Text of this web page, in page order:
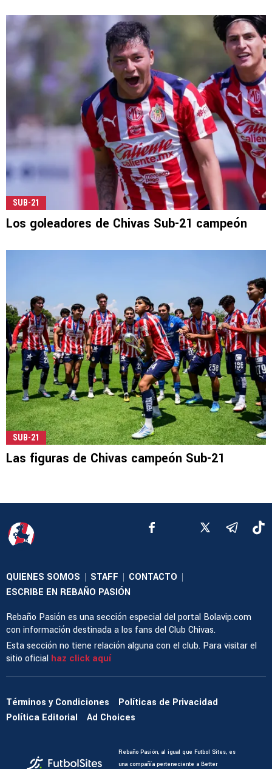
SUB-21
Los goleadores de Chivas Sub-21 campeón
SUB-21
Las figuras de Chivas campeón Sub-21
QUIENES SOMOS | STAFF | CONTACTO |
ESCRIBE EN REBAÑO PASIÓN
Rebaño Pasión es una sección especial del portal Bolavip.com
con información destinada a los fans del Club Chivas.
Esta sección no tiene relación alguna con el club. Para visitar el
sitio oficial haz click aquí
Términos y Condiciones
Políticas de Privacidad
Política Editorial
Ad Choices
Rebaño Pasión, al igual que Futbol Sites, es
una compañía perteneciente a Better